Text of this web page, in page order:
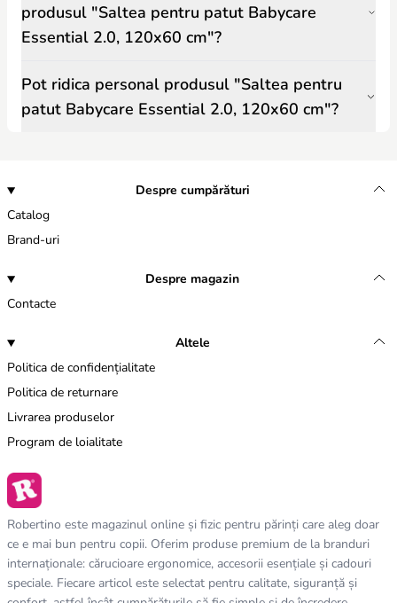
produsul "Saltea pentru patut Babycare
Essential 2.0, 120x60 cm"?
Pot ridica personal produsul "Saltea pentru
patut Babycare Essential 2.0, 120x60 cm"?
Despre cumpărături
Catalog
Brand-uri
Despre magazin
Contacte
Altele
Politica de confidențialitate
Politica de returnare
Livrarea produselor
Program de loialitate
Robertino este magazinul online și fizic pentru părinți care aleg doar
ce e mai bun pentru copii. Oferim produse premium de la branduri
internaționale: cărucioare ergonomice, accesorii esențiale și cadouri
speciale. Fiecare articol este selectat pentru calitate, siguranță și